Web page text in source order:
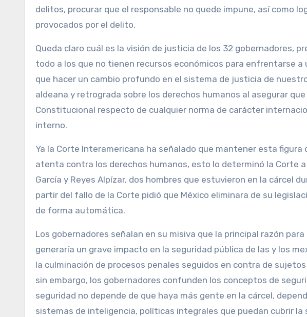
delitos, procurar que el responsable no quede impune, así como
provocados por el delito.
Queda claro cuál es la visión de justicia de los 32 gobernadores,
todo a los que no tienen recursos económicos para enfrentarse
que hacer un cambio profundo en el sistema de justicia de
aldeana y retrograda sobre los derechos humanos al asegurar
Constitucional respecto de cualquier norma de carácter
interno.
Ya la Corte Interamericana ha señalado que mantener esta
atenta contra los derechos humanos, esto lo determinó la Corte
García y Reyes Alpízar, dos hombres que estuvieron en la cárcel
partir del fallo de la Corte pidió que México eliminara de su
de forma automática.
Los gobernadores señalan en su misiva que la principal razón
generaría un grave impacto en la seguridad pública de las y los
la culminación de procesos penales seguidos en contra de
sin embargo, los gobernadores confunden los conceptos de
seguridad no depende de que haya más gente en la cárcel,
sistemas de inteligencia, políticas integrales que puedan cubrir